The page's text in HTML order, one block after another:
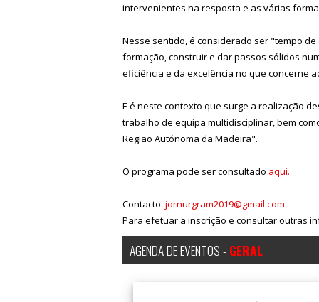
intervenientes na resposta e as várias
Nesse sentido, é considerado ser "tempo
formação, construir e dar passos sólidos
eficiência e da excelência no que concerne
E é neste contexto que surge a realização
trabalho de equipa multidisciplinar, bem
Região Autónoma da Madeira".
O programa pode ser consultado aqui.
Contacto: jornurgram2019@gmail.com
Para efetuar a inscrição e consultar outras
AGENDA DE EVENTOS -GERAL